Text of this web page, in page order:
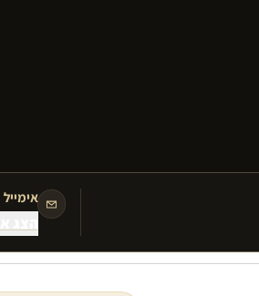
אימייל